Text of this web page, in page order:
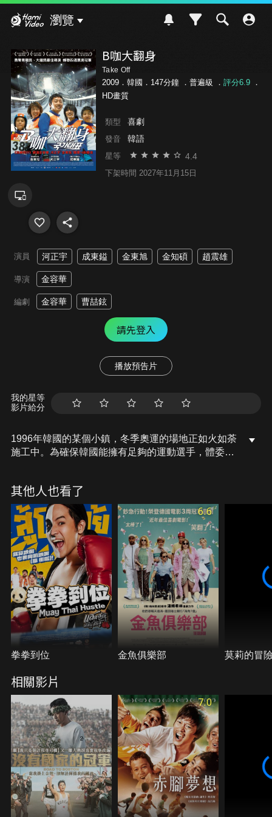
瀏覽
B咖大翻身
Take Off
2009．韓國．147分鐘 ． 普遍級 ． 評分6.9．
HD畫質
類型 喜劇
發音 韓語
星等 4.4
下架時間 2027年11月15日
演員 河正宇 成東鎰 金東旭 金知碩 趙震雄
導演 金容華
編劇 金容華 曹喆鉉
請先登入
播放預告片
我的星等
影片給分
1996年韓國的某個小鎮，冬季奧運的場地正如火如荼
施工中。為確保韓國能擁有足夠的運動選手，體委會
四位都是從未有出賽經驗的魯蛇。這群雜牌軍臨時揹
上為國爭光的包袱，在無後路可退的處境下，只好硬
著頭皮上場！
其他人也看了
拳拳到位
6.6
金魚俱樂部 莫莉的冒
相關影片
7.0